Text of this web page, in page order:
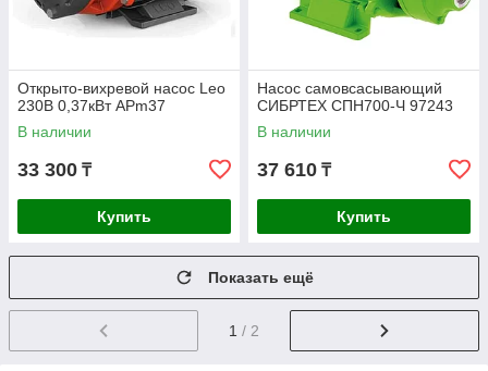
Открыто-вихревой насос Leo
230В 0,37кВт APm37
В наличии
33 300 ₸
Купить
Насос самовсасывающий
СИБРТЕХ СПН700-Ч 97243
В наличии
37 610 ₸
Купить
Показать ещё
1 / 2